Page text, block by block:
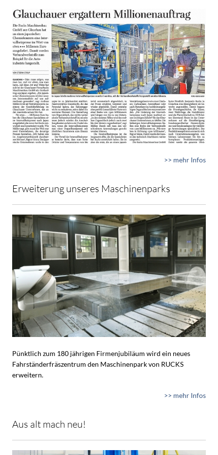
>> mehr Infos
Erweiterung unseres Maschinenparks
Pünktlich zum 180 jährigen Firmenjubiläum wird ein neues
Fahrständerfräszentrum den Maschinenpark von RUCKS
erweitern.
>> mehr Infos
Aus alt mach neu!